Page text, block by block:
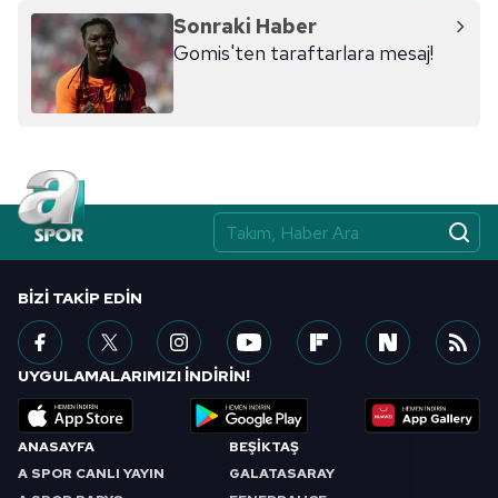
reklam/pazarlama faaliyetlerinin yapılması, amaçlarıyla
sınırlı olarak açık rızanız dahilinde kullanılacaktır.
Çerezlere ilişkin tercihlerinizi aşağıda yer alan panel
Metnimizi
6698 sayılı Kişisel Verilerin Korunması Kanunu uyarınca
hazırlanmış Aydınlatma Metnimizi okumak ve sitemizde
almak için lütfen
Sonraki Haber
Gomis'ten taraftarlara mesaj!
ANASAYFA
A SPOR CANLI YAYIN
BEŞİKTAŞ
GALATASARAY
BIZI TAKIP EDIN
UYGULAMALARIMIZI İNDİRİN!